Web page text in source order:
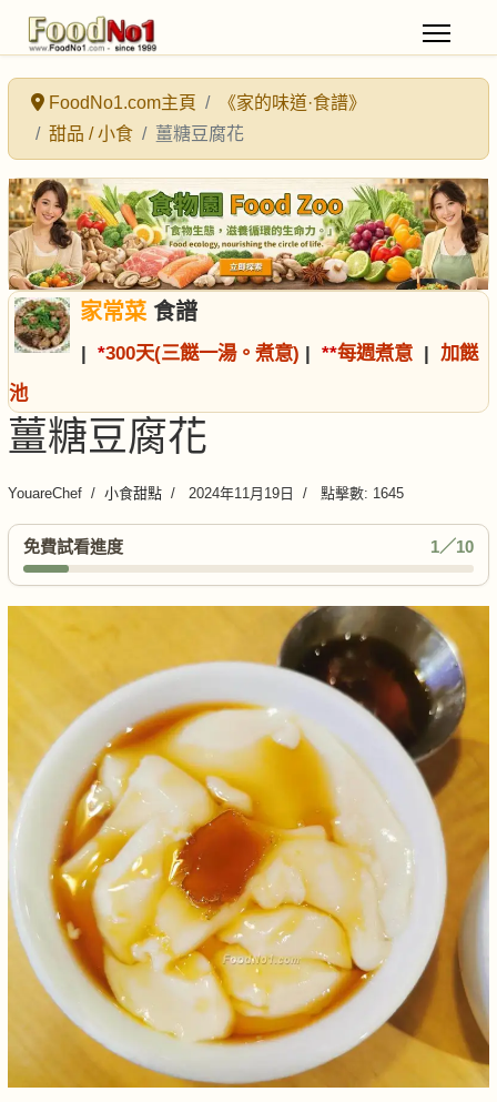
FoodNo1.com主頁
《家的味道·食譜》
甜品 / 小食
薑糖豆腐花
家常菜食譜
| *300天(三餸一湯。煮意) | **每週煮意 | 加餸
池
薑糖豆腐花
YouareChef 小食甜點 2024年11月19日 點擊數: 1645
免費試看進度 1／10